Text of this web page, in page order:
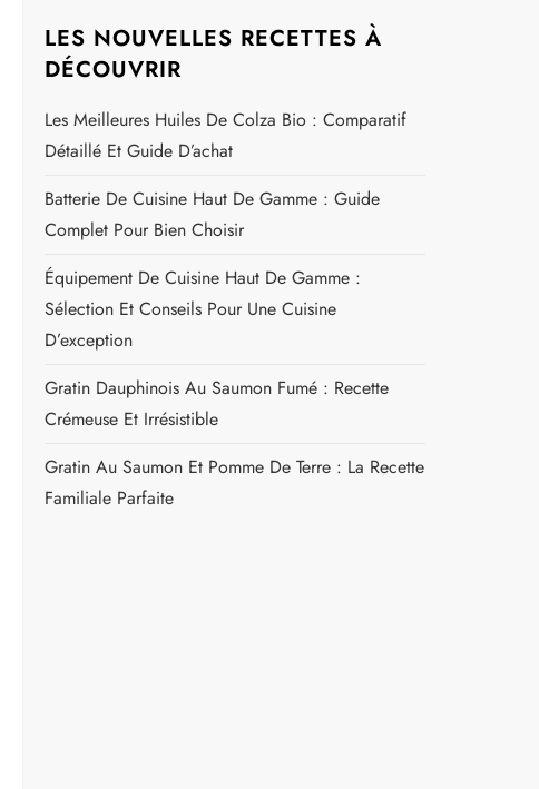
LES NOUVELLES RECETTES À
DÉCOUVRIR
Les Meilleures Huiles De Colza Bio : Comparatif
Détaillé Et Guide D’achat
Batterie De Cuisine Haut De Gamme : Guide
Complet Pour Bien Choisir
Équipement De Cuisine Haut De Gamme :
Sélection Et Conseils Pour Une Cuisine
D’exception
Gratin Dauphinois Au Saumon Fumé : Recette
Crémeuse Et Irrésistible
Gratin Au Saumon Et Pomme De Terre : La Recette
Familiale Parfaite